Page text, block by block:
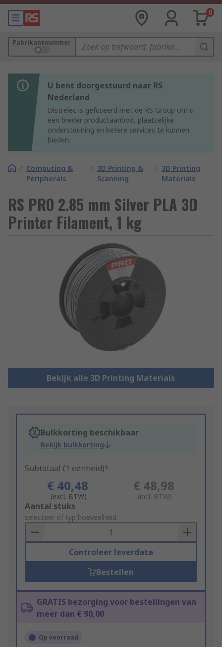
0
Fabrikantnummer
U bent doorgestuurd naar RS
Nederland
Distrelec is gefuseerd met de RS Group om u
een breder productaanbod, plaatselijke
ondersteuning en betere services te kunnen
bieden.
/ Computing &
Peripherals
/ 3D Printing &
Scanning
/ 3D Printing
Materials
RS PRO 2.85 mm Silver PLA 3D
Printer Filament, 1 kg
Bekijk alle 3D Printing Materials
Bulkkorting beschikbaar
Bekijk bulkkorting
Subtotaal (1 eenheid)*
€ 40,48
(excl. BTW)
€ 48,98
(incl. BTW)
Add
to
Basket
Aantal stuks
selecteer of typ hoeveelheid
Controleer leverdata
Bestellen
GRATIS bezorging voor bestellingen van
meer dan € 90,00
Op voorraad